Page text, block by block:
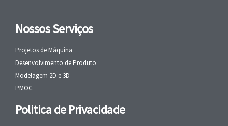
Nossos Serviços
Projetos de Máquina
Desenvolvimento de Produto
Modelagem 2D e 3D
PMOC
Politica de Privacidade